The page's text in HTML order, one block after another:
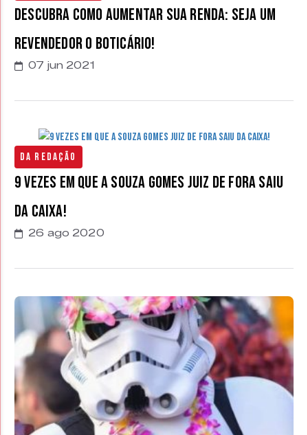
Descubra como aumentar sua renda: seja um
Revendedor O Boticário!
07 jun 2021
Da Redação
9 vezes em que a Souza Gomes Juiz de Fora saiu
da caixa!
26 ago 2020